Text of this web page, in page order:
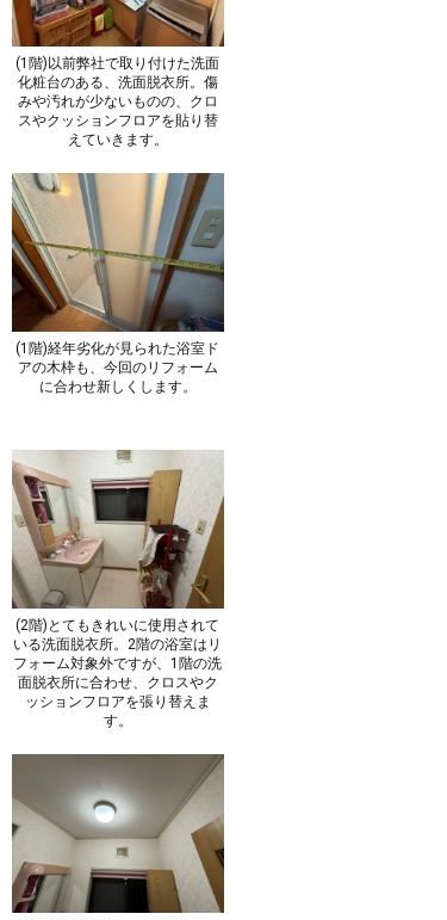
(1階)以前弊社で取り付けた洗面
化粧台のある、洗面脱衣所。傷
みや汚れが少ないものの、クロ
スやクッションフロアを貼り替
えていきます。
(1階)経年劣化が見られた浴室ド
アの木枠も、今回のリフォーム
に合わせ新しくします。
(2階)とてもきれいに使用されて
いる洗面脱衣所。2階の浴室はリ
フォーム対象外ですが、1階の洗
面脱衣所に合わせ、クロスやク
ッションフロアを張り替えま
す。